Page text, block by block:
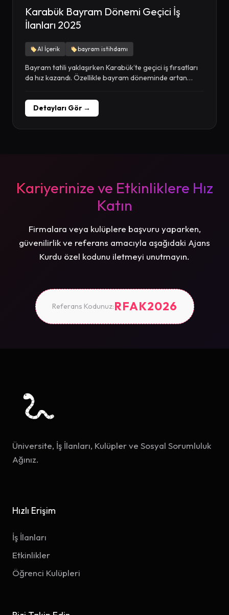
Karabük Bayram Dönemi Geçici İş
İlanları 2025
AI İçerik bayram istihdamı
Bayram tatili yaklaşırken Karabük’te geçici iş fırsatları
da hız kazandı. Özellikle bayram döneminde artan
Detayları Gör →
Kariyerinize ve Etkinliklere Hız
Katın
Firmalara veya kulüplere başvuru yaparken,
güvenilirlik ve referans amacıyla aşağıdaki Ajans
Kurdu özel kodunu iletmeyi unutmayın.
Referans Kodunuz:RFAK2026
Üniversite, İş İlanları, Kulüpler ve Sosyal Sorumluluk
Ağınız.
Hızlı Erişim
İş İlanları
Etkinlikler
Öğrenci Kulüpleri